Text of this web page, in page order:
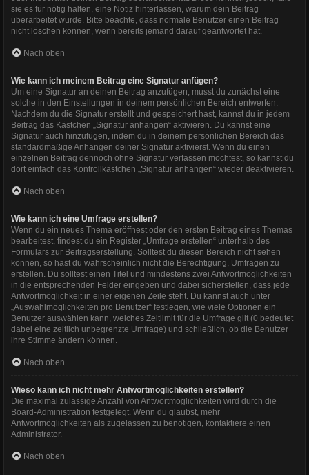
sie es für nötig halten, eine Notiz hinterlassen, warum dein Beitrag
überarbeitet wurde. Bitte beachte, dass normale Benutzer einen Beitrag
nicht löschen können, wenn bereits jemand darauf geantwortet hat.
Nach oben
Wie kann ich meinem Beitrag eine Signatur anfügen?
Um eine Signatur an deinen Beitrag anzufügen, musst du zunächst eine
solche in den Einstellungen in deinem persönlichen Bereich entwerfen.
Nachdem du die Signatur erstellt und gespeichert hast, kannst du in jedem
Beitrag das Kästchen „Signatur anhängen“ aktivieren. Du kannst eine
Signatur auch hinzufügen, indem du in deinem persönlichen Bereich das
standardmäßige Anhängen deiner Signatur aktivierst. Wenn du einen
einzelnen Beitrag dennoch ohne Signatur verfassen möchtest, so kannst du
dort einfach das Kontrollkästchen „Signatur anhängen“ wieder deaktivieren.
Nach oben
Wie kann ich eine Umfrage erstellen?
Wenn du ein neues Thema eröffnest oder den ersten Beitrag eines Themas
bearbeitest, findest du ein Register „Umfrage erstellen“ unterhalb des
Formulars zur Beitragserstellung. Solltest du diesen Bereich nicht sehen
können, so hast du wahrscheinlich nicht die Berechtigung, Umfragen zu
erstellen. Du solltest einen Titel und mindestens zwei Antwortmöglichkeiten
in die entsprechenden Felder eingeben und dabei sicherstellen, dass jede
Antwortmöglichkeit in einer eigenen Zeile steht. Du kannst auch unter
„Auswahlmöglichkeiten pro Benutzer“ festlegen, wie viele Optionen ein
Benutzer auswählen kann, welches Zeitlimit für die Umfrage gilt (0 bedeutet
dabei eine zeitlich unbegrenzte Umfrage) und schließlich, ob die Benutzer
ihre Stimme ändern können.
Nach oben
Wieso kann ich nicht mehr Antwortmöglichkeiten erstellen?
Die maximal zulässige Anzahl von Antwortmöglichkeiten wird durch die
Board-Administration festgelegt. Wenn du glaubst, mehr
Antwortmöglichkeiten als zugelassen zu benötigen, kontaktiere einen
Administrator.
Nach oben